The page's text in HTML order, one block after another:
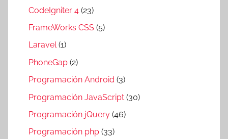
CodeIgniter 4 (23)
FrameWorks CSS (5)
Laravel(1)
PhoneGap (2)
Programación Android (3)
Programación JavaScript (30)
Programación jQuery (46)
Programación php (33)